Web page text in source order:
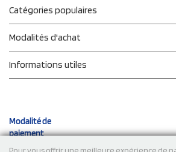
Catégories populaires
Modalités d'achat
Informations utiles
Modalité de
paiement